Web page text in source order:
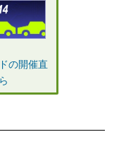
の開催直